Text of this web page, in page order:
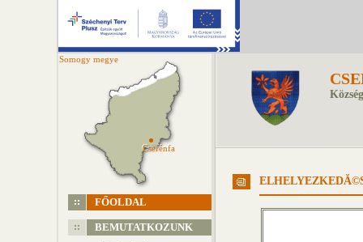
Somogy megye
Cserénfa
Cserénfa
FŐOLDAL
BEMUTATKOZUNK